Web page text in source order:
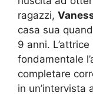
ragazzi,
casa sua
9 anni.
fondamentale
completare
in un’intervista